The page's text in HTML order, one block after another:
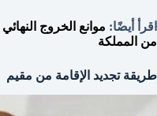
اقرأ أيضًا: موانع الخروج
من المملكة
طريقة تجديد الإقامة من مقيم